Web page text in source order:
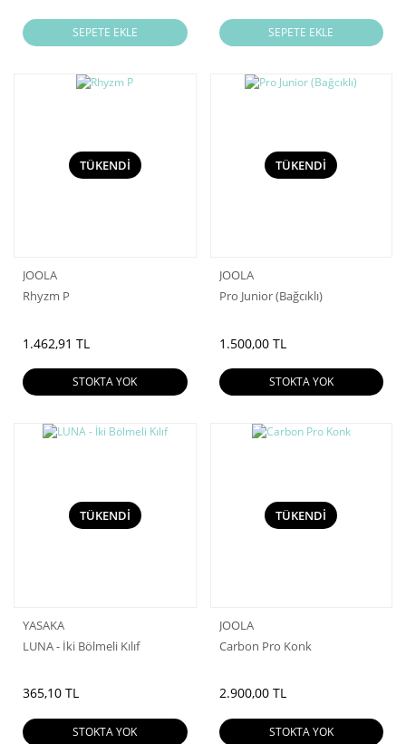
SEPETE EKLE SEPETE EKLE
TÜKENDİ
JOOLA
Rhyzm P
1.462,91 TL
STOKTA YOK
TÜKENDİ
JOOLA
Pro Junior (Bağcıklı)
1.500,00 TL
STOKTA YOK
TÜKENDİ
YASAKA
LUNA - İki Bölmeli Kılıf
365,10 TL
STOKTA YOK
TÜKENDİ
JOOLA
Carbon Pro Konk
2.900,00 TL
STOKTA YOK